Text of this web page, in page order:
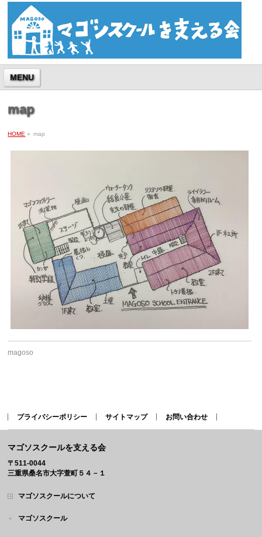
MENU
map
HOME » map
magoso
プライバシーポリシー サイトマップ お問い合わせ
マゴソスクールを支える会
〒511-0044
三重県桑名市大字萱町５４－１
マゴソスクールについて
マゴソスクール